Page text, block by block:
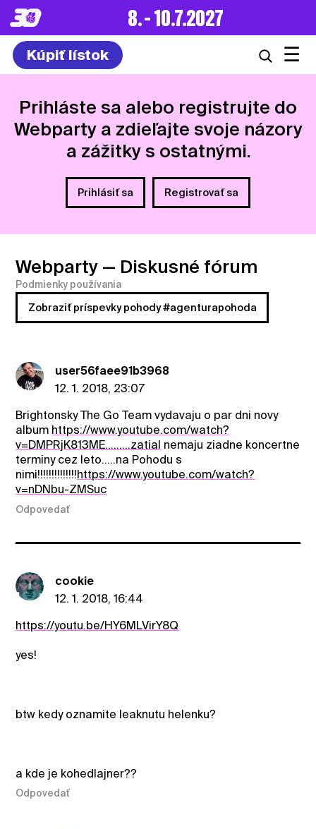
8. – 10.7.2027
Kúpiť lístok ☰
Prihláste sa alebo registrujte do
Webparty a zdieľajte svoje názory
a zážitky s ostatnými.
Prihlásiť sa Registrovať sa
Webparty — Diskusné fórum
Podmienky používania
Zobraziť príspevky pohody #agenturapohoda
user56faee91b3968
12. 1. 2018, 23:07
Brightonsky The Go Team vydavaju o par dni novy
album https://www.youtube.com/watch?
v=DMPRjK813ME.........zatial nemaju ziadne koncertne
terminy cez leto.....na Pohodu s
nimi!!!!!!!!!!!!!!https://www.youtube.com/watch?
v=nDNbu-ZMSuc
Odpovedať
cookie
12. 1. 2018, 16:44
https://youtu.be/HY6MLVirY8Q
yes!
btw kedy oznamite leaknutu helenku?
a kde je kohedlajner??
Odpovedať